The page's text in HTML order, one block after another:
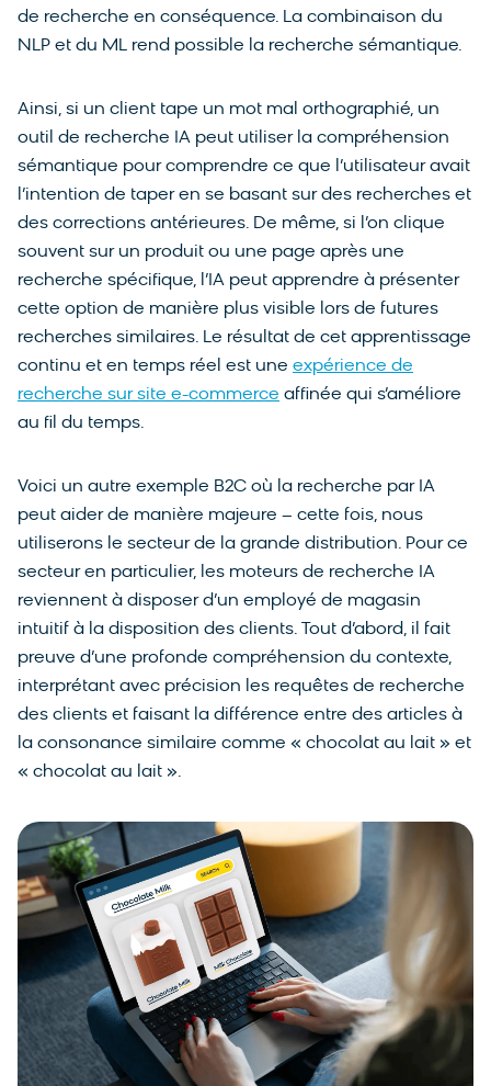
de recherche en conséquence. La combinaison du
NLP et du ML rend possible la recherche sémantique.
Ainsi, si un client tape un mot mal orthographié, un
outil de recherche IA peut utiliser la compréhension
sémantique pour comprendre ce que l’utilisateur avait
l’intention de taper en se basant sur des recherches et
des corrections antérieures. De même, si l’on clique
souvent sur un produit ou une page après une
recherche spécifique, l’IA peut apprendre à présenter
cette option de manière plus visible lors de futures
recherches similaires. Le résultat de cet apprentissage
continu et en temps réel est une expérience de
recherche sur site e-commerce affinée qui s’améliore
au fil du temps.
Voici un autre exemple B2C où la recherche par IA
peut aider de manière majeure – cette fois, nous
utiliserons le secteur de la grande distribution. Pour ce
secteur en particulier, les moteurs de recherche IA
reviennent à disposer d’un employé de magasin
intuitif à la disposition des clients. Tout d’abord, il fait
preuve d’une profonde compréhension du contexte,
interprétant avec précision les requêtes de recherche
des clients et faisant la différence entre des articles à
la consonance similaire comme « chocolat au lait » et
« chocolat au lait ».